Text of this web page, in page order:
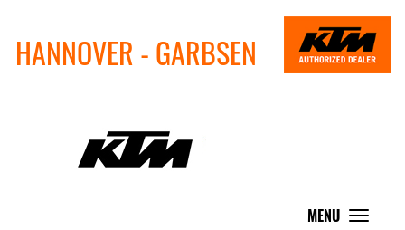
HANNOVER - GARBSEN
MENU
Toggle